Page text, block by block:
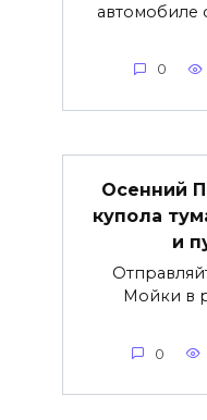
автомобиле
0
Осенний
купола
и
Мойки в
0